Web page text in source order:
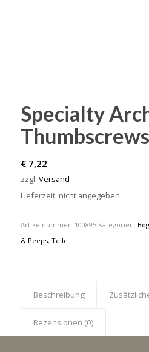
Specialty
€7,22
zzgl. Versand
Lieferzeit: nicht angegeben
Artikelnummer: 100895 Kategorien:
& Peeps, Teile
Beschreibung
Rezensionen (0)